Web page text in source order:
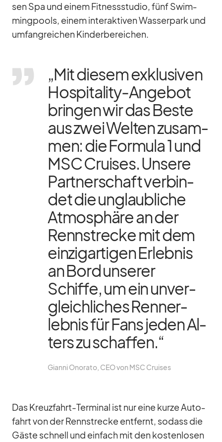
sen Spa und ei­nem Fit­ness­stu­dio, fünf Swim­
ming­pools, ei­nem in­ter­ak­ti­ven Was­ser­park und
um­fang­rei­chen Kin­der­be­rei­chen.
„Mit die­sem ex­klu­si­ven
Hos­pi­ta­lity-An­ge­bot
brin­gen wir das Beste
aus zwei Wel­ten zu­sam­
men: die For­mula 1 und
MSC Crui­ses. Un­sere
Part­ner­schaft ver­bin­
det die un­glaub­li­che
At­mo­sphäre an der
Renn­stre­cke mit dem
ein­zig­ar­ti­gen Er­leb­nis
an Bord un­se­rer
Schiffe, um ein un­ver­
gleich­li­ches Ren­n­er­
leb­nis für Fans je­den Al­
ters zu schaf­fen.“
Gi­anni Ono­rato, CEO von MSC Crui­ses
Das Kreuz­fahrt-Ter­mi­nal ist nur eine kurze Au­to­
fahrt von der Renn­stre­cke ent­fernt, so­dass die
Gäste schnell und ein­fach mit den kos­ten­lo­sen